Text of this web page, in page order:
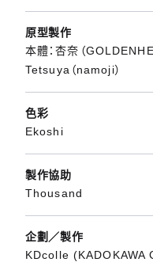
原型製作
本體：杏奈（
Tetsuya（namoji）
色彩
Ekoshi
製作協助
Thousand
企劃／製作
KDcolle (KADOKAWA